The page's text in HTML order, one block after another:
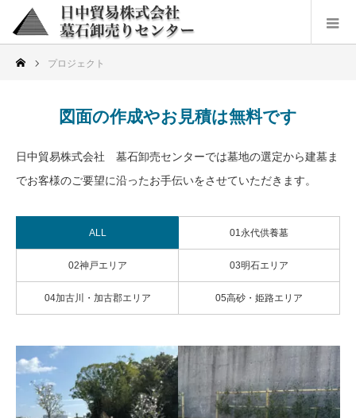
プロジェクト
図面の作成やお見積は無料です
日中貿易株式会社 墓石卸売センターでは墓地の選定から建墓ま
でお客様のご要望に沿ったお手伝いをさせていただきます。
ALL 01永代供養墓
02神戸エリア 03明石エリア
04加古川・加古郡エリア 05高砂・姫路エリア